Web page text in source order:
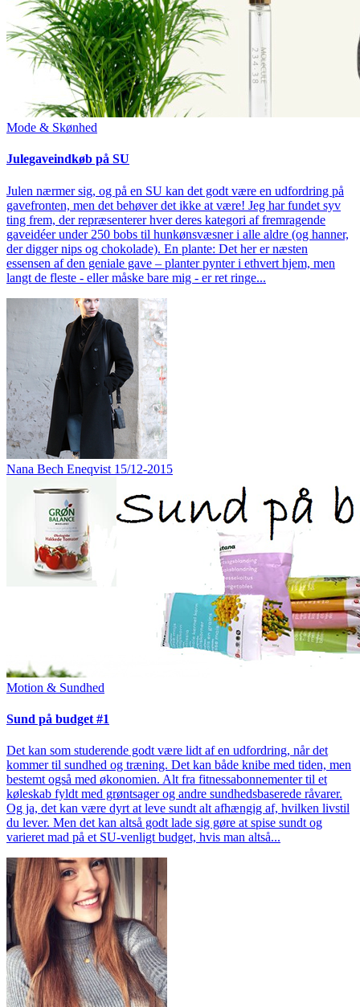
Mode & Skønhed
Julegaveindkøb på SU
Julen nærmer sig, og på en SU kan det godt være en udfordring på
gavefronten, men det behøver det ikke at være! Jeg har fundet syv
ting frem, der repræsenterer hver deres kategori af fremragende
gaveidéer under 250 bobs til hunkønsvæsner i alle aldre (og hanner,
der digger nips og chokolade). En plante: Det her er næsten
essensen af den geniale gave – planter pynter i ethvert hjem, men
langt de fleste - eller måske bare mig - er ret ringe...
Nana Bech Eneqvist 15/12-2015
Motion & Sundhed
Sund på budget #1
Det kan som studerende godt være lidt af en udfordring, når det
kommer til sundhed og træning. Det kan både knibe med tiden, men
bestemt også med økonomien. Alt fra fitnessabonnementer til et
køleskab fyldt med grøntsager og andre sundhedsbaserede råvarer.
Og ja, det kan være dyrt at leve sundt alt afhængig af, hvilken livstil
du lever. Men det kan altså godt lade sig gøre at spise sundt og
varieret mad på et SU-venligt budget, hvis man altså...